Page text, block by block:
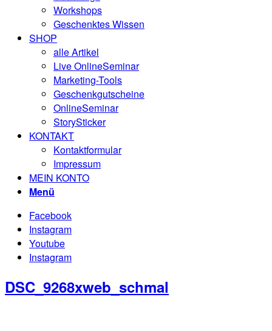
Workshops
Geschenktes Wissen
SHOP
alle Artikel
Live OnlineSeminar
Marketing-Tools
Geschenkgutscheine
OnlineSeminar
StorySticker
KONTAKT
Kontaktformular
Impressum
MEIN KONTO
Menü
Facebook
Instagram
Youtube
Instagram
DSC_9268xweb_schmal